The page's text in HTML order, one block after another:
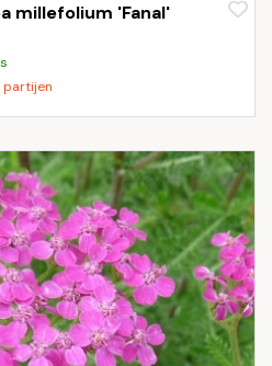
millefolium 'Fanal'
partijen